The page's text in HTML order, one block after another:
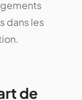
dans les
de